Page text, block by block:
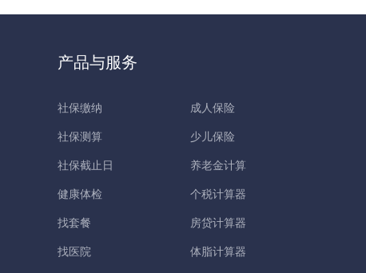
产品与服务
社保缴纳
社保测算
社保截止日
健康体检
找套餐
找医院
成人保险
少儿保险
养老金计算
个税计算器
房贷计算器
体脂计算器